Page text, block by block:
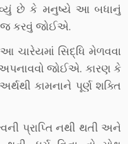
છે કે મનુષ્યે આ બધાનું
કરવું જોઈએ.
ચારેયમાં સિદ્ધિ મેળવવા
અપનાવવો જોઈએ. કારણ કે
કામનાને પૂર્ણ શક્તિ
પ્રાપ્તિ નથી થતી અને